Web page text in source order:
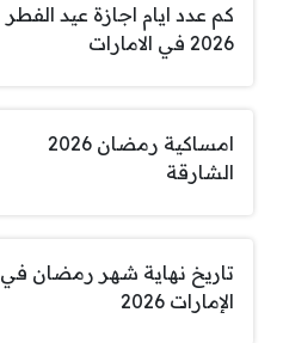
كم عدد ايام اجازة عيد الفطر
2026 في الامارات
امساكية رمضان 2026
الشارقة
تاريخ نهاية شهر رمضان في
الإمارات 2026